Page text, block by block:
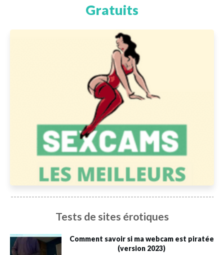
Gratuits
Tests de sites érotiques
Comment savoir si ma webcam est piratée
(version 2023)